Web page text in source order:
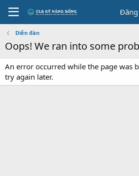
Diễn đàn
Oops! We ran into some
An error occurred while the page was
try again later.